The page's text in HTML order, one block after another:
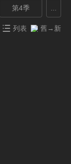
第4季
列表 舊→新